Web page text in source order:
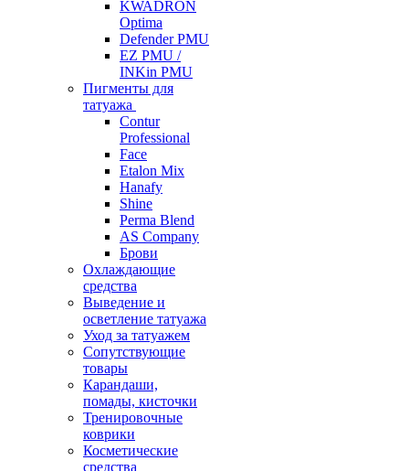
KWADRON
Optima
Defender PMU
EZ PMU /
INKin PMU
Пигменты для
татуажа
Contur
Professional
Face
Etalon Mix
Hanafy
Shine
Perma Blend
AS Company
Брови
Охлаждающие
средства
Выведение и
осветление татуажа
Уход за татуажем
Сопутствующие
товары
Карандаши,
помады, кисточки
Тренировочные
коврики
Косметические
средства